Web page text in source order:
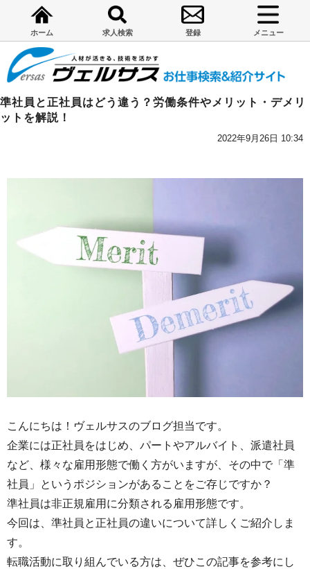
ホーム 求人検索 登録 メニュー
準社員と正社員はどう違う？労働条件やメリット・デメリ
ットを解説！
2022年9月26日 10:34
こんにちは！ヴェルサスのブログ担当です。
企業には正社員をはじめ、パートやアルバイト、派遣社員
など、様々な雇用形態で働く方がいますが、その中で「準
社員」というポジションがあることをご存じですか？
準社員は非正規雇用に分類される雇用形態です。
今回は、準社員と正社員の違いについて詳しくご紹介しま
す。
転職活動に取り組んでいる方は、ぜひこの記事を参考にし